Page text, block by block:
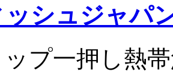
ッシュジャパ
ップ一押し熱